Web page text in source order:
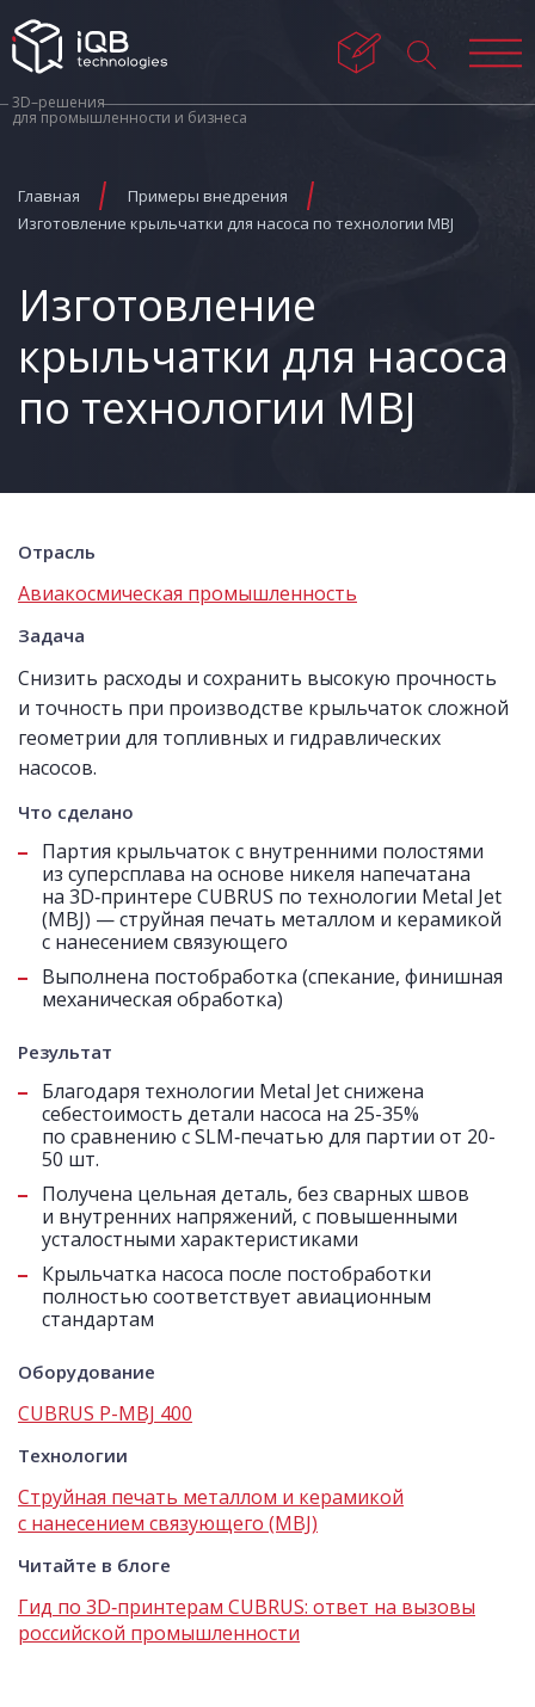
3D–решения
для промышленности и бизнеса
Главная
Примеры внедрения
Изготовление крыльчатки для насоса по технологии MBJ
Изготовление
крыльчатки для насоса
по технологии MBJ
Отрасль
Авиакосмическая промышленность
Задача
Снизить расходы и сохранить высокую прочность
и точность при производстве крыльчаток сложной
геометрии для топливных и гидравлических
насосов.
Что сделано
Партия крыльчаток с внутренними полостями
из суперсплава на основе никеля напечатана
на 3D‑принтере CUBRUS по технологии Metal Jet
(MBJ) — струйная печать металлом и керамикой
с нанесением связующего
Выполнена постобработка (спекание, финишная
механическая обработка)
Результат
Благодаря технологии Metal Jet снижена
себестоимость детали насоса на 25-35%
по сравнению с SLM‑печатью для партии от 20-
50 шт.
Получена цельная деталь, без сварных швов
и внутренних напряжений, с повышенными
усталостными характеристиками
Крыльчатка насоса после постобработки
полностью соответствует авиационным
стандартам
Оборудование
CUBRUS P-MBJ 400
Технологии
Струйная печать металлом и керамикой
с нанесением связующего (MBJ)
Читайте в блоге
Гид по 3D‑принтерам CUBRUS: ответ на вызовы
российской промышленности